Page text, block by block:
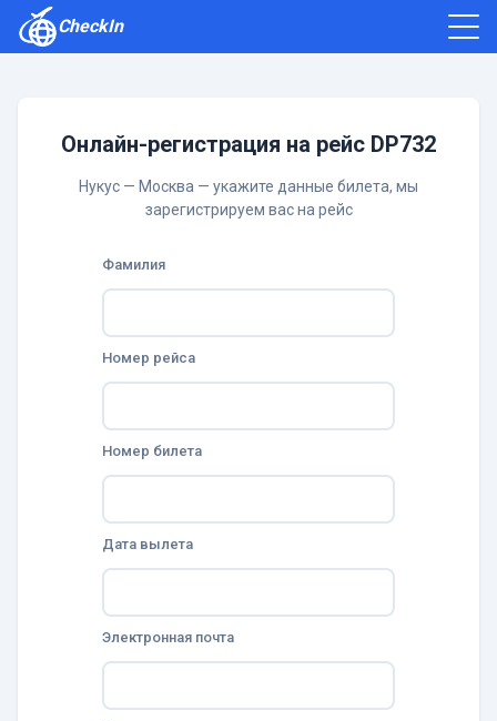
CheckIn
Онлайн-регистрация на рейс DP732
Нукус — Москва — укажите данные билета, мы
зарегистрируем вас на рейс
Фамилия
Номер рейса
Номер билета
Дата вылета
Электронная почта